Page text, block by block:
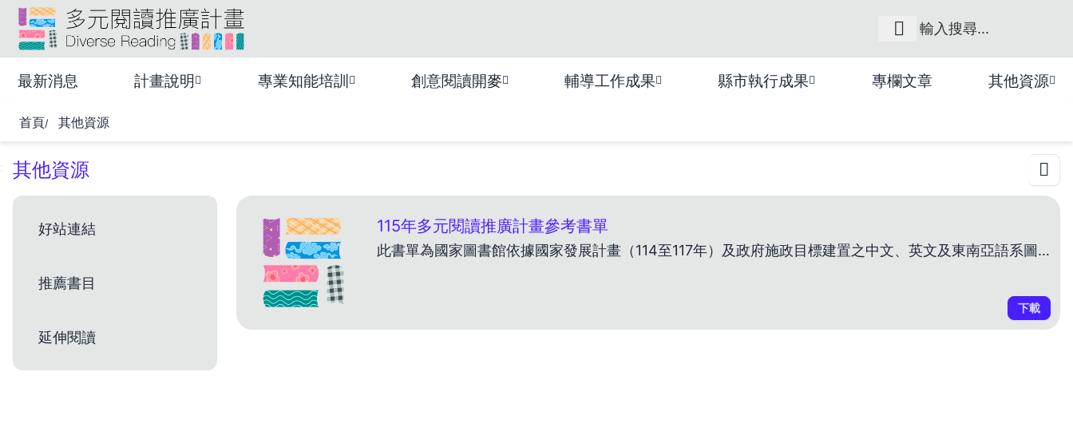
區
多元閱讀推廣計畫
最新消息 計畫說明 專業知能培訓 創意閱讀開麥 輔導工作成果 縣市執行成果 專欄文章 其他資源
首頁 其他資源
其他資源
好站連結
推薦書目
延伸閱讀
115年多元閱讀推廣計畫參考書單
此書單為國家圖書館依據國家發展計畫（114至117年）及政府施政目標建置之中文、英文及東南亞語系圖書書單。
下載